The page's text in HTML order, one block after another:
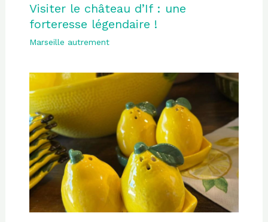
Visiter le château d’If : une
forteresse légendaire !
Marseille autrement